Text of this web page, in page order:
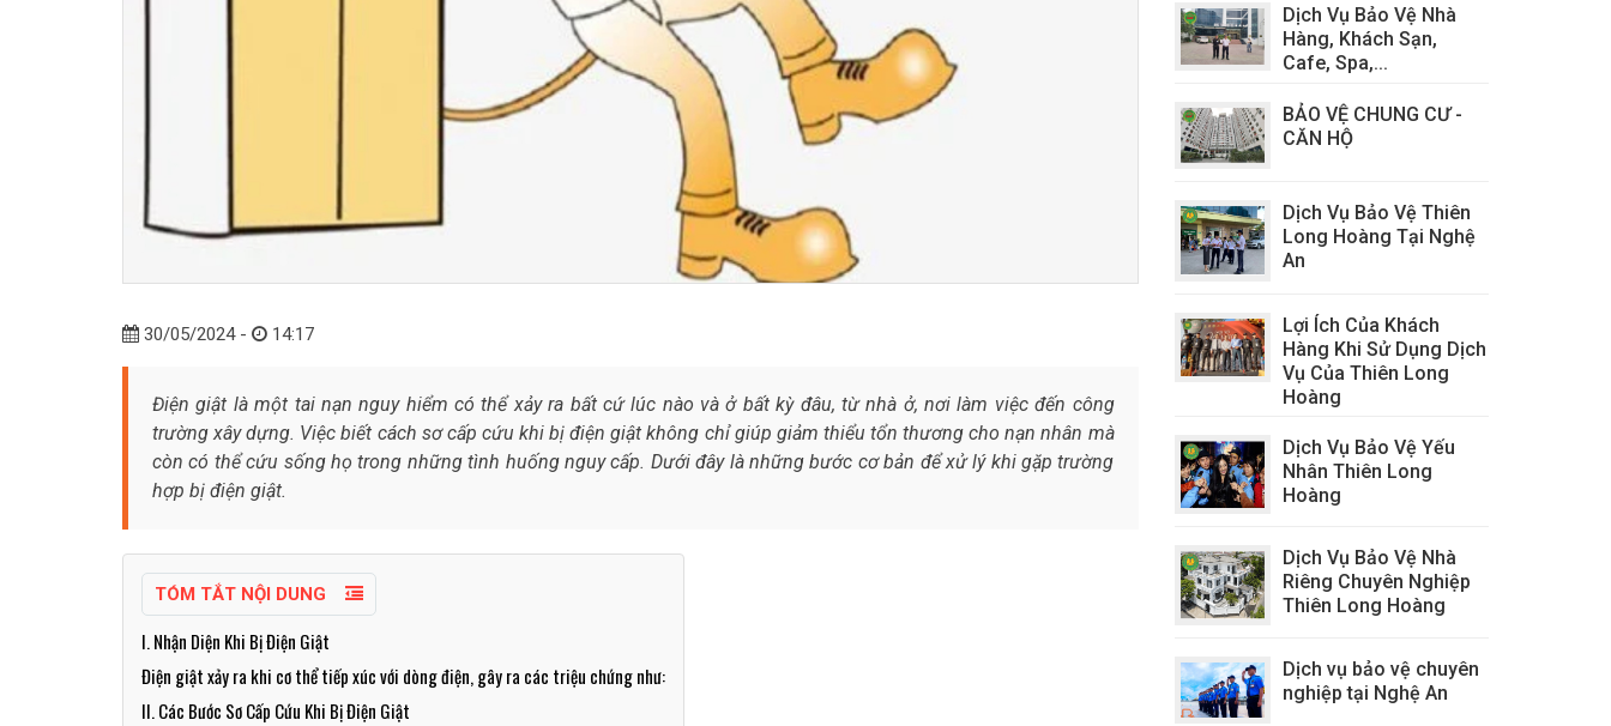
30/05/2024 - 14:17
Điện giật là một tai nạn nguy hiểm có thể xảy ra bất cứ lúc nào và ở bất kỳ đâu, từ nhà ở, nơi làm việc đến công
trường xây dựng. Việc biết cách sơ cấp cứu khi bị điện giật không chỉ giúp giảm thiểu tổn thương cho nạn nhân mà
còn có thể cứu sống họ trong những tình huống nguy cấp. Dưới đây là những bước cơ bản để xử lý khi gặp trường
hợp bị điện giật.
TÓM TẮT NỘI DUNG
I. Nhận Diện Khi Bị Điện Giật
Điện giật xảy ra khi cơ thể tiếp xúc với dòng điện, gây ra các triệu chứng như:
II. Các Bước Sơ Cấp Cứu Khi Bị Điện Giật
Dịch Vụ Bảo Vệ Nhà
Hàng, Khách Sạn,
Cafe, Spa,...
BẢO VỆ CHUNG CƯ -
CĂN HỘ
Dịch Vụ Bảo Vệ Thiên
Long Hoàng Tại Nghệ
An
Lợi Ích Của Khách
Hàng Khi Sử Dụng Dịch
Vụ Của Thiên Long
Hoàng
Dịch Vụ Bảo Vệ Yếu
Nhân Thiên Long
Hoàng
Dịch Vụ Bảo Vệ Nhà
Riêng Chuyên Nghiệp
Thiên Long Hoàng
Dịch vụ bảo vệ chuyên
nghiệp tại Nghệ An